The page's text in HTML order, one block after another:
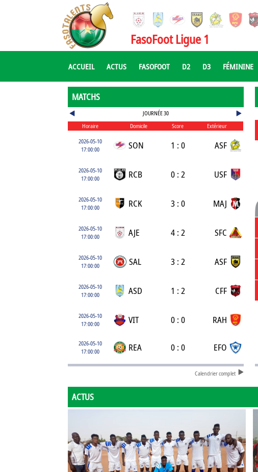
FasoFoot Ligue 1
ACCUEIL ACTUS FASOFOOT D2 D3 FÉMININE
MATCHS
JOURNÉE 30
Horaire
Domicile Score
Extérieur
2026-05-10
17:00:00
SON 1 : 0 ASF
2026-05-10
17:00:00
RCB 0 : 2 USF
2026-05-10
17:00:00
RCK 3 : 0 MAJ
2026-05-10
17:00:00
AJE 4 : 2 SFC
2026-05-10
17:00:00
SAL 3 : 2 ASF
2026-05-10
17:00:00
ASD 1 : 2 CFF
2026-05-10
17:00:00
VIT 0 : 0 RAH
2026-05-10
17:00:00
REA 0 : 0 EFO
Calendrier complet
ACTUS